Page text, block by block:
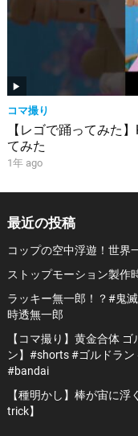
コマ撮り
【レゴで踊ってみた
てみた
1年 ago
最近の投稿
コップの空中浮遊！世界
ストップモーション製作
ラッキー無一郎！？#鬼
時透無一郎
【コマ撮り】黄金合体
ン】#shorts #ゴルドラ
#bandai
【種明かし】棒が宙に
trick】